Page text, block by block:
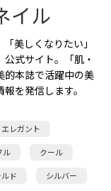
イル
美しくなりたい」
式サイト。「肌・
的本誌で活躍中の美
を発信します。
エレガント
ル クール
ド シルバー